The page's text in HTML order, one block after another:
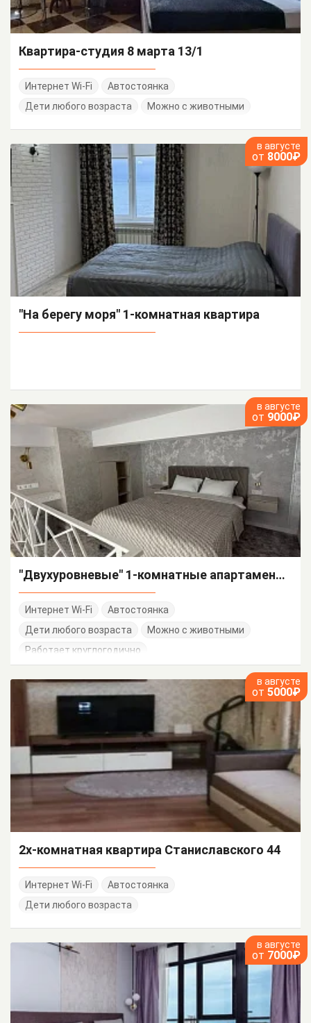
Квартира-студия 8 марта 13/1
Интернет Wi-Fi
Автостоянка
Дети любого возраста
Можно с животными
в августе
от 8000₽
"На берегу моря" 1-комнатная квартира
в августе
от 9000₽
"Двухуровневые" 1-комнатные апартаменты
Интернет Wi-Fi
Автостоянка
Дети любого возраста
Можно с животными
Работает круглогодично
в августе
от 5000₽
2х-комнатная квартира Станиславского 44
Интернет Wi-Fi
Автостоянка
Дети любого возраста
в августе
от 7000₽